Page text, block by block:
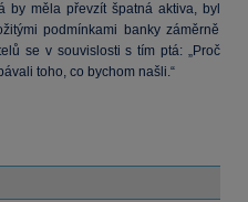
by měla převzít špatná aktiva, byl
podmínkami banky záměrně
se v souvislosti s tím ptá: „Proč
toho, co bychom našli.“